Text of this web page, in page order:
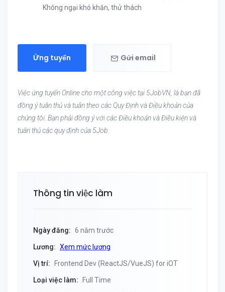
Không ngại khó khăn, thử thách
Ứng tuyển Gửi email
Việc ứng tuyển Online cho một công việc tại 5JobVN, là bạn đã
đồng ý tuân thủ và tuân theo các Quy Định và Điều khoản của
chúng tôi. Bạn phải đồng ý với các Điều khoản và Điều kiện và
tuân thủ các quy định của 5Job.
Thông tin việc làm
Ngày đăng: 6 năm trước
Lương: Xem mức lương
Vị trí: Frontend Dev (ReactJS/VueJS) for iOT
Loại việc làm: Full Time